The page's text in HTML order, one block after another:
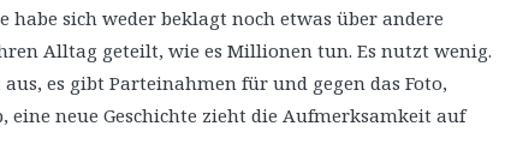
habe sich weder beklagt noch etwas über andere
Alltag geteilt, wie es Millionen tun. Es nutzt wenig.
es gibt Parteinahmen für und gegen das Foto,
eine neue Geschichte zieht die Aufmerksamkeit auf